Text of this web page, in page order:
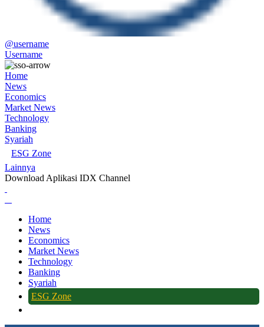
@username
Username
Home
News
Economics
Market News
Technology
Banking
Syariah
ESG Zone
Lainnya
Download Aplikasi IDX Channel
Home
News
Economics
Market News
Technology
Banking
Syariah
ESG Zone